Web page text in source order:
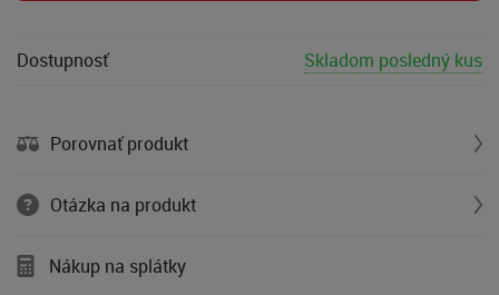
Dostupnosť Skladom posledný kus
Porovnať produkt
Otázka na produkt
Nákup na splátky